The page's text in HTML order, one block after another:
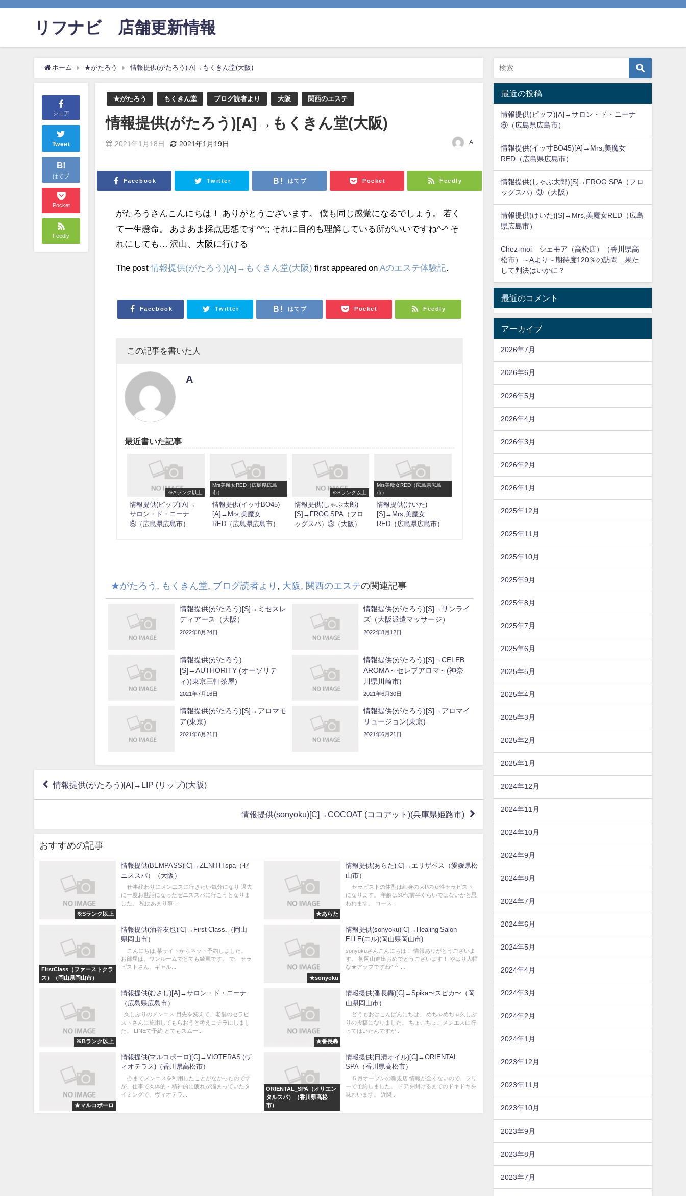
リフナビ®店舗更新情報
ホーム ★がたろう 情報提供(がたろう)[A]→もくきん堂(大阪)
シェア
Tweet
B!
はてブ
Pocket
Feedly
★がたろう もくきん堂 ブログ読者より 大阪 関西のエステ
情報提供(がたろう)[A]→もくきん堂(大阪)
2021年1月18日 2021年1月19日 A
Facebook Twitter はてブ Pocket Feedly
がたろうさんこんにちは！ ありがとうございます。 僕も同じ感覚になるでしょう。 若く
て一生懸命。 あまあま採点思想です^^;; それに目的も理解している所がいいですね^-^ そ
れにしても… 沢山、大阪に行ける
The post情報提供(がたろう)[A]→もくきん堂(大阪) first appeared on Aのエステ体験記
Facebook Twitter はてブ Pocket Feedly
この記事を書いた人
A
最近書いた記事
※Aランク以上
情報提供(ピップ)[A]→
サロン・ド・ニーナ
⑥（広島県広島市）
Mrs美魔女RED（広島県広島
市）
情報提供(イッ寸BO45)
[A]→Mrs,美魔女
RED（広島県広島市）
※Sランク以上
情報提供(しゃぶ太郎)
[S]→FROG SPA（フロ
ッグスパ）③（大阪）
Mrs美魔女RED（広島県広島
市）
情報提供(けいた)
[S]→Mrs,美魔女
RED（広島県広島市）
★がたろう , もくきん堂, ブログ読者より , 大阪, 関西のエステの関連記事
情報提供(がたろう)[S]→ミセスレ
ディアース（大阪）
2022年8月24日
情報提供(がたろう)[S]→サンライ
ズ（大阪派遣マッサージ）
2022年8月12日
情報提供(がたろう)
[S]→AUTHORITY (オーソリテ
ィ)(東京三軒茶屋)
2021年7月16日
情報提供(がたろう)[S]→CELEB
AROMA～セレブアロマ～(神奈
川県川崎市)
2021年6月30日
情報提供(がたろう)[S]→アロマモ
ア(東京)
2021年6月21日
情報提供(がたろう)[S]→アロマイ
リュージョン(東京)
2021年6月21日
情報提供(がたろう)[A]→LIP (リップ)(大阪)
情報提供(sonyoku)[C]→COCOAT (ココアット)(兵庫県姫路市)
おすすめの記事
※Sランク以上
情報提供(BEMPASS)[C]→ZENITH spa（ゼ
ニススパ）（大阪）
仕事終わりにメンエスに行きたい気分になり 過去
に一度お世話になったゼニススパに行こうとなりま
した。 私はあまり事...
★あらた
情報提供(あらた)[C]→エリザベス（愛媛県松
山市）
セラピストの体型は細身の大Pの女性セラピスト
になります。 年齢は30代前半ぐらいではないかと思
われます。 コース...
FirstClass（ファーストクラ
ス）（岡山県岡山市）
情報提供(油谷友也)[C]→First Class.（岡山
県岡山市）
こんにちは 某サイトからネット予約しました。
お部屋は、ワンルームでとても綺麗です。 で、セラ
ピストさん。ギャル...
★sonyoku
情報提供(sonyoku)[C]→Healing Salon
ELLE(エル)(岡山県岡山市)
sonyokuさんこんにちは！ 情報ありがとうございま
す。 初岡山進出おめでとうございます！ やはり大幅
な★アップですね^-^ ...
※Bランク以上
情報提供(むさし)[A]→サロン・ド・ニーナ
（広島県広島市）
久しぶりのメンエス 目先を変えて、老舗のセラピ
ストさんに施術してもらおうと考えコチラにしまし
た。 LINEで予約 とてもスムー...
★番長轟
情報提供(番長轟)[C]→Spika〜スピカ〜（岡
山県岡山市）
どうもおはこんばんにちは。 めちゃめちゃ久しぶ
りの投稿になりました。 ちょこちょこメンエスに行
ってはいたんですが...
★マルコポーロ
情報提供(マルコポーロ)[C]→VIOTERAS (ヴ
ィオテラス)（香川県高松市）
今までメンエスを利用したことがなかったのです
が、仕事で肉体的・精神的に疲れが溜まっていたタ
イミングで、ヴィオテラ...
ORIENTAL_SPA（オリエン
タルスパ）（香川県高松
市）
情報提供(日清オイル)[C]→ORIENTAL
SPA（香川県高松市）
５月オープンの新規店 情報が全くないので、フリ
ーで予約しました。 ドアを開けるまでのドキドキを
味わいます。 近隣...
最近の投稿
情報提供(ピップ)[A]→サロン・ド・ニーナ
⑥（広島県広島市）
情報提供(イッ寸BO45)[A]→Mrs,美魔女
RED（広島県広島市）
情報提供(しゃぶ太郎)[S]→FROG SPA（フロ
ッグスパ）③（大阪）
情報提供(けいた)[S]→Mrs,美魔女RED（広島
県広島市）
Chez-moi シェモア（高松店）（香川県高
松市）～Aより～期待度120％の訪問…果た
して判決はいかに？
最近のコメント
アーカイブ
2026年7月
2026年6月
2026年5月
2026年4月
2026年3月
2026年2月
2026年1月
2025年12月
2025年11月
2025年10月
2025年9月
2025年8月
2025年7月
2025年6月
2025年5月
2025年4月
2025年3月
2025年2月
2025年1月
2024年12月
2024年11月
2024年10月
2024年9月
2024年8月
2024年7月
2024年6月
2024年5月
2024年4月
2024年3月
2024年2月
2024年1月
2023年12月
2023年11月
2023年10月
2023年9月
2023年8月
2023年7月